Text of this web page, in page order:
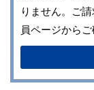
りません。ご
員ページからご